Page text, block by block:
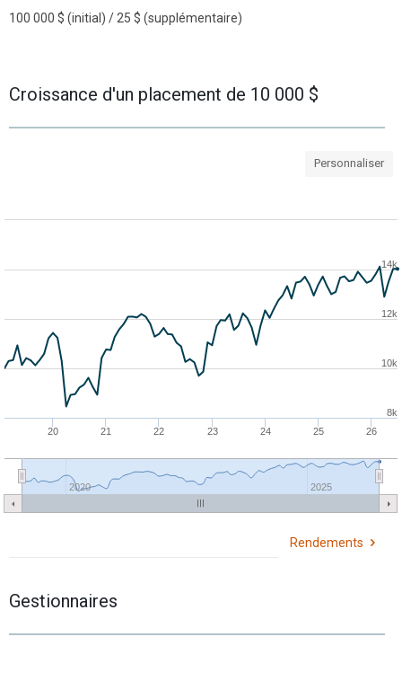
100 000 $ (initial) / 25 $ (supplémentaire)
Croissance d'un placement de 10 000 $
Personnaliser
20 21 22 23 24 25 26
2020 2025
8k
10k
12k
14k
Rendements
Gestionnaires